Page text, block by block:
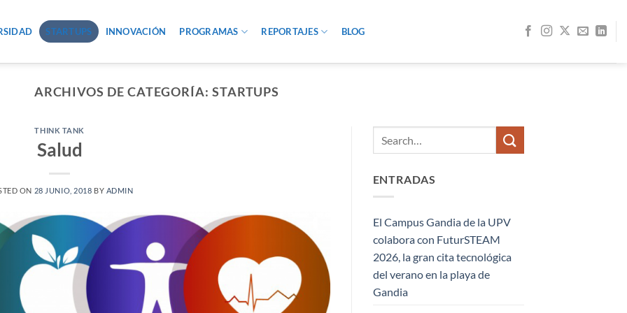
STARTUPS INNOVACIÓN PROGRAMAS REPORTAJES BLOG
ARCHIVOS DE CATEGORÍA: STARTUPS
THINK TANK
Salud
ON 28 JUNIO, 2018 BY ADMIN
ENTRADAS
El Campus Gandia de la UPV
colabora con FuturSTEAM
2026, la gran cita tecnológica
del verano en la playa de
Gandia